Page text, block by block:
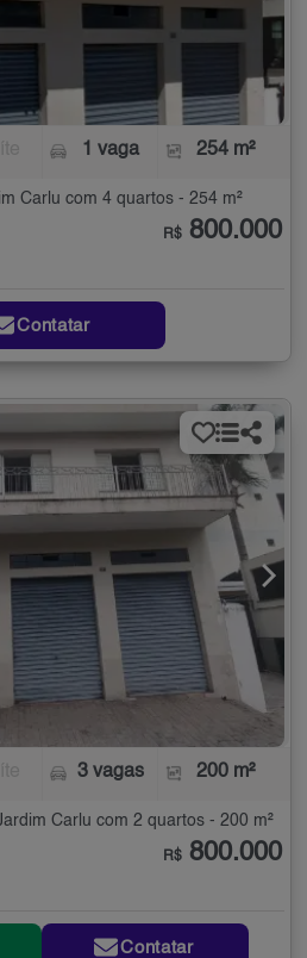
1 vaga 254 m²
Carlu com 4 quartos - 254 m²
R$ 800.000
Contatar
3 vagas 200 m²
Carlu com 2 quartos - 200 m²
R$ 800.000
Contatar